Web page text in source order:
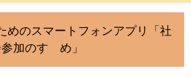
めのスマートフォンアプリ「社
加のすゝめ」